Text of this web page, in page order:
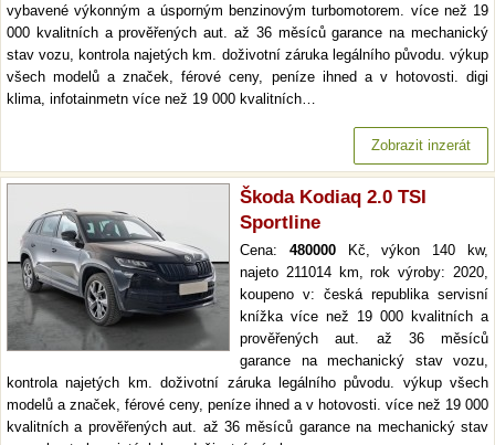
vybavené výkonným a úsporným benzinovým turbomotorem. více než 19
000 kvalitních a prověřených aut. až 36 měsíců garance na mechanický
stav vozu, kontrola najetých km. doživotní záruka legálního původu. výkup
všech modelů a značek, férové ceny, peníze ihned a v hotovosti. digi
klima, infotainmetn více než 19 000 kvalitních…
Zobrazit inzerát
Škoda Kodiaq 2.0 TSI
Sportline
Cena: 480000Kč, výkon 140 kw,
najeto 211014 km, rok výroby: 2020,
koupeno v: česká republika servisní
knížka více než 19 000 kvalitních a
prověřených aut. až 36 měsíců
garance na mechanický stav vozu,
kontrola najetých km. doživotní záruka legálního původu. výkup všech
modelů a značek, férové ceny, peníze ihned a v hotovosti. více než 19 000
kvalitních a prověřených aut. až 36 měsíců garance na mechanický stav